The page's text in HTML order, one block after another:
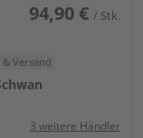
94,90 € / Stk.
Versand
3 weitere Händler